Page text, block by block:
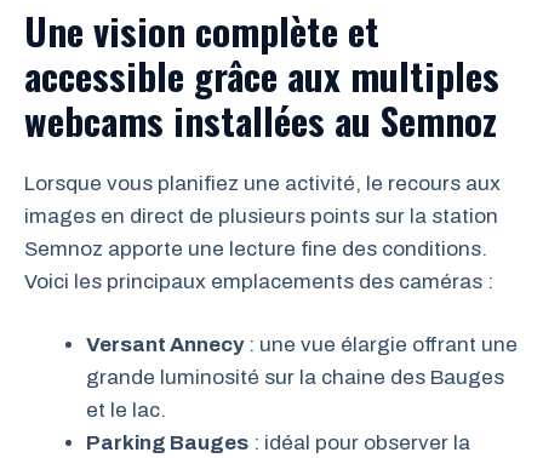
Une vision complète et
accessible grâce aux multiples
webcams installées au Semnoz
Lorsque vous planifiez une activité, le recours aux
images en direct de plusieurs points sur la station
Semnoz apporte une lecture fine des conditions.
Voici les principaux emplacements des caméras :
Versant Annecy: une vue élargie offrant une
grande luminosité sur la chaine des Bauges
et le lac.
Parking Bauges : idéal pour observer la